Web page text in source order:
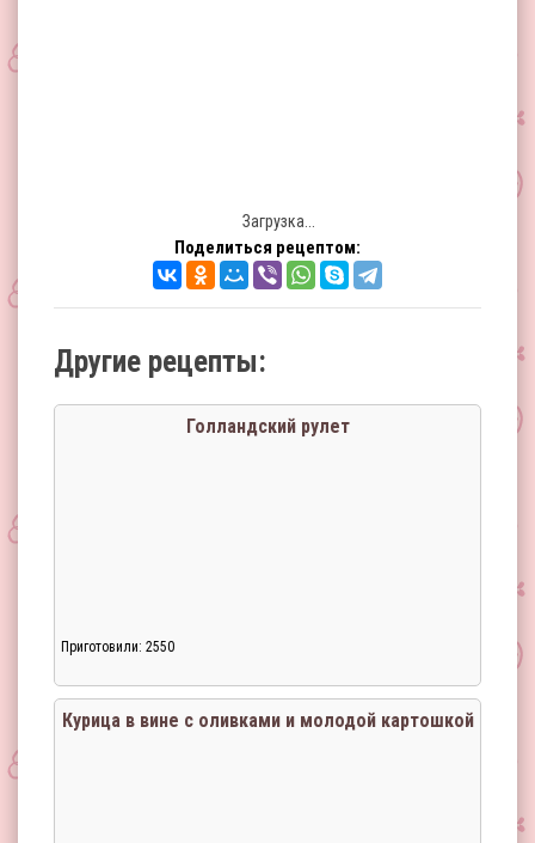
Загрузка...
Поделиться рецептом:
Другие рецепты:
Голландский рулет
Приготовили: 2550
Курица в вине с оливками и молодой картошкой